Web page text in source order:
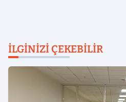
İLGINIZI ÇEKEBILIR